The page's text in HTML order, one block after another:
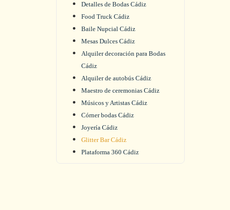
Detalles de Bodas Cádiz
Food Truck Cádiz
Baile Nupcial Cádiz
Mesas Dulces Cádiz
Alquiler decoración para Bodas
Cádiz
Alquiler de autobús Cádiz
Maestro de ceremonias Cádiz
Músicos y Artistas Cádiz
Córner bodas Cádiz
Joyería Cádiz
Glitter Bar Cádiz
Plataforma 360 Cádiz